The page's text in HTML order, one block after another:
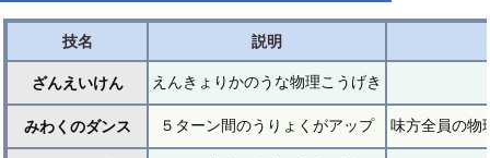
技名 説明
ざんえいけん えんきょりかのうな物理こうげき
みわくのダンス ５ターン間のうりょくがアップ 味方全員の物